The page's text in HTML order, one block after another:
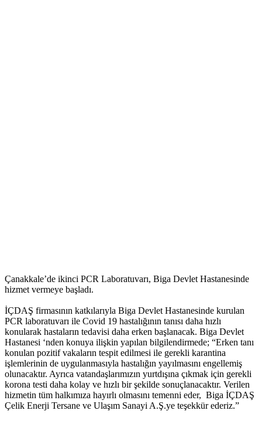
Çanakkale’de ikinci PCR Laboratuvarı, Biga Devlet Hastanesinde
hizmet vermeye başladı.
İÇDAŞ firmasının katkılarıyla Biga Devlet Hastanesinde kurulan
PCR laboratuvarı ile Covid 19 hastalığının tanısı daha hızlı
konularak hastaların tedavisi daha erken başlanacak. Biga Devlet
Hastanesi ‘nden konuya ilişkin yapılan bilgilendirmede; “Erken tanı
konulan pozitif vakaların tespit edilmesi ile gerekli karantina
işlemlerinin de uygulanmasıyla hastalığın yayılmasını engellemiş
olunacaktır. Ayrıca vatandaşlarımızın yurtdışına çıkmak için gerekli
korona testi daha kolay ve hızlı bir şekilde sonuçlanacaktır. Verilen
hizmetin tüm halkımıza hayırlı olmasını temenni eder, Biga İÇDAŞ
Çelik Enerji Tersane ve Ulaşım Sanayi A.Ş.ye teşekkür ederiz.”